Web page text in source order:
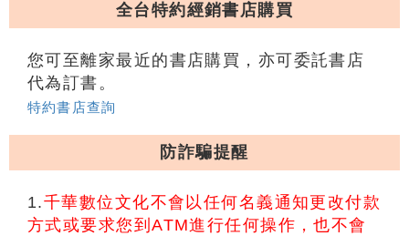
全台特約經銷書店購買
您可至離家最近的書店購買，亦可委託書店
代為訂書。
特約書店查詢
防詐騙提醒
1.千華數位文化不會以任何名義通知更改付款
方式或要求您到ATM進行任何操作，也不會